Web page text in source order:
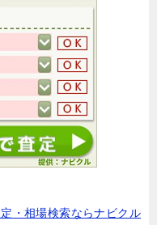
・相場検索ならナビクル